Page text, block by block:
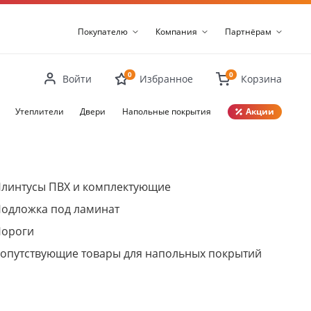
Покупателю Компания Партнёрам
Войти 0 Избранное 0 Корзина
Утеплители Двери Напольные покрытия Акции
ПВХ и комплектующие
под ламинат
товары для напольных покрытий